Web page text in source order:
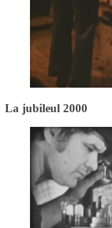
La jubileul 2000